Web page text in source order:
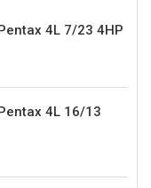
4L 7/23 4HP
4L 16/13